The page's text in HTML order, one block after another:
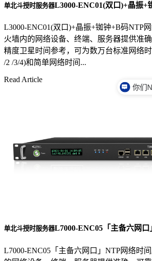
单北斗授时服务器L3000-ENC01(双口)+晶振+
L3000-ENC01(双口)+晶振+铷钟+B码NTP
火墙内的网络设备、终端、服务器提供准
精度卫星时间参考，可为数万台标准网络
/2 /3/4)和简单网络时间...
Read Article
单北斗授时服务器L7000-ENC05「主备六网口
L7000-ENC05「主备六网口」NTP网络时